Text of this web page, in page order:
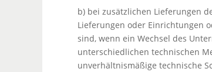
b) bei zusätzlichen Lieferungen
Lieferungen oder Einrichtungen
sind, wenn ein Wechsel des
unterschiedlichen technischen
unverhältnismäßige technische